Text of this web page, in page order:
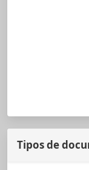
Tipos de